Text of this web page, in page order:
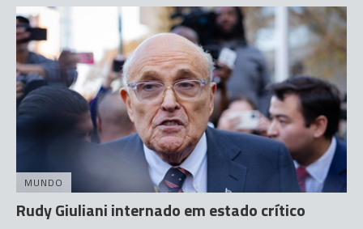
MUNDO
Rudy Giuliani internado em estado crítico